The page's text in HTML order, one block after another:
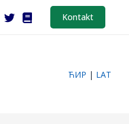
Kontakt
ЋИР | LAT